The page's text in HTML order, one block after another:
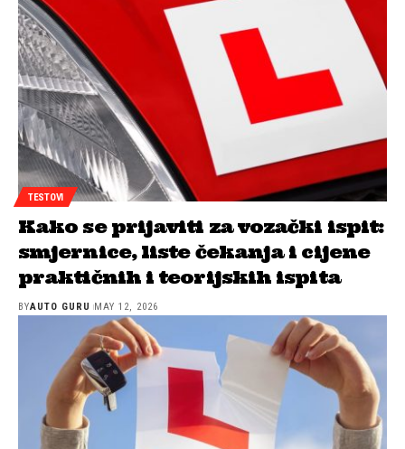
TESTOVI
Kako se prijaviti za vozački ispit:
smjernice, liste čekanja i cijene
praktičnih i teorijskih ispita
BYAUTO GURU MAY 12, 2026